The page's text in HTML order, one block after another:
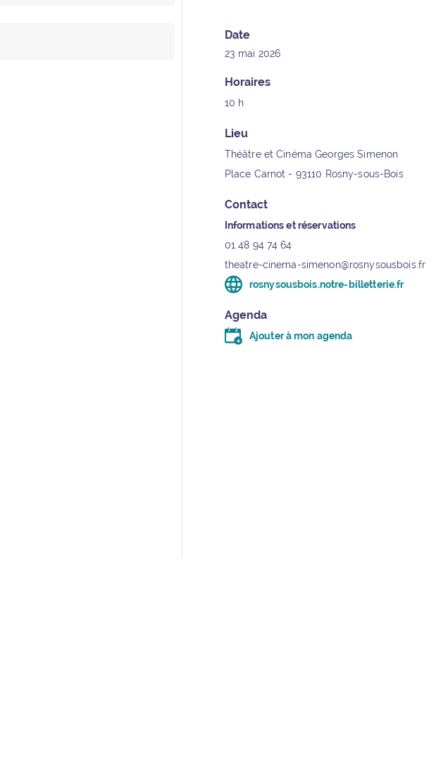
Date
23 mai 2026
Horaires
10 h
Lieu
Théâtre et Cinéma Georges Simenon
Place Carnot - 93110 Rosny-sous-Bois
Contact
Informations et réservations
01 48 94 74 64
theatre-cinema-simenon@rosnysousbois.fr
rosnysousbois.notre-billetterie.fr
(ouvre un nouvel onglet)
Agenda
Ajouter à mon agenda
Télécharger le fichier .ics (moins d’un kilo-